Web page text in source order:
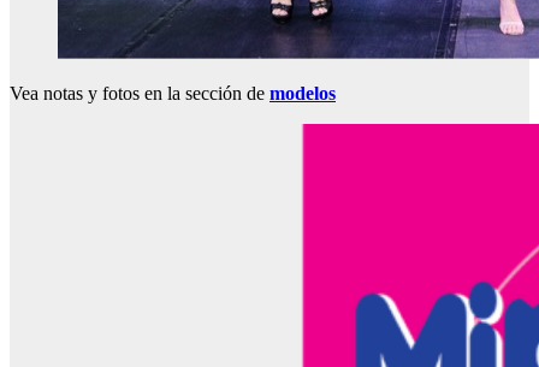
Vea notas y fotos en la sección de modelos